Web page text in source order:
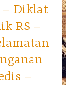
– Diklat
RS –
–